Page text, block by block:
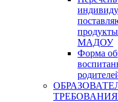
МАДОУ
Форма
ТРЕБОВАНИЯ